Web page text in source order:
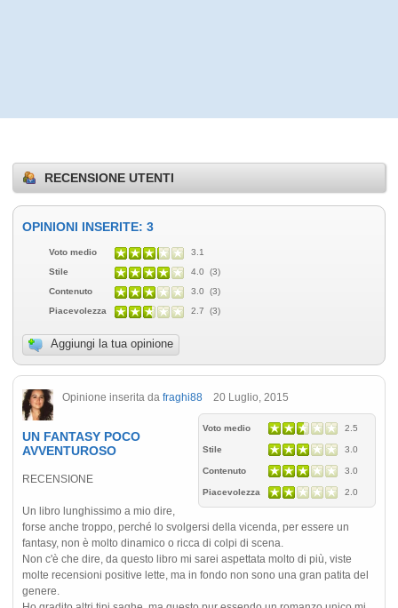
RECENSIONE UTENTI
OPINIONI INSERITE: 3
Voto medio
3.1
Stile
4.0 (3)
Contenuto
3.0 (3)
Piacevolezza
2.7 (3)
Aggiungi la tua opinione
Opinione inserita da fraghi88 20 Luglio, 2015
Voto medio 2.5
Stile 3.0
Contenuto 3.0
Piacevolezza 2.0
UN FANTASY POCO
AVVENTUROSO
RECENSIONE
Un libro lunghissimo a mio dire,
forse anche troppo, perché lo svolgersi della vicenda, per essere un
fantasy, non è molto dinamico o ricca di colpi di scena.
Non c'è che dire, da questo libro mi sarei aspettata molto di più, viste
molte recensioni positive lette, ma in fondo non sono una gran patita del
genere.